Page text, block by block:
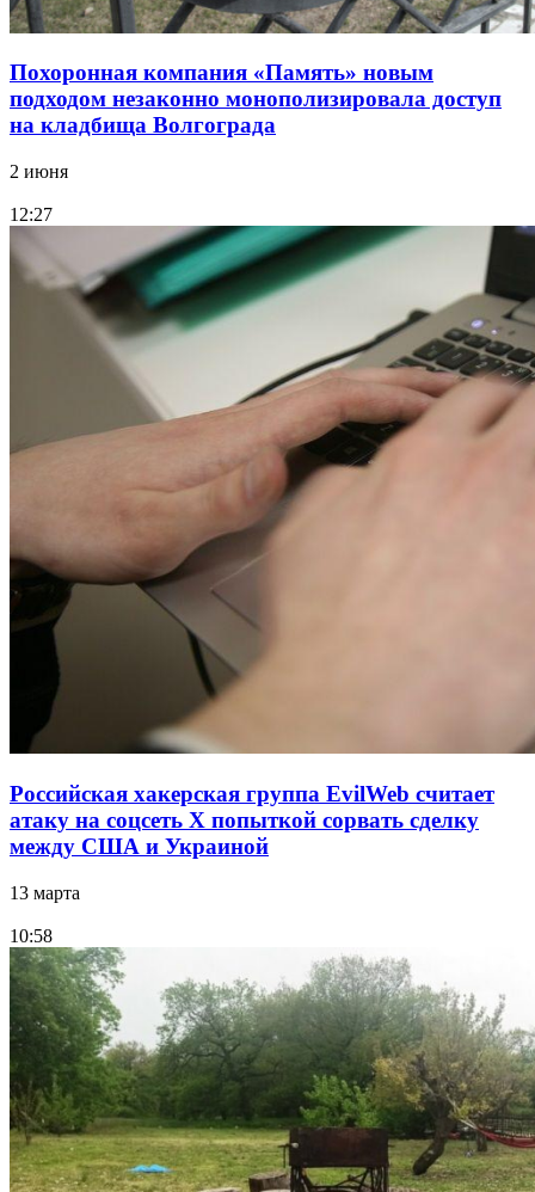
Похоронная компания «Память» новым
подходом незаконно монополизировала доступ
на кладбища Волгограда
2 июня
12:27
Российская хакерская группа EvilWeb считает
атаку на соцсеть Х попыткой сорвать сделку
между США и Украиной
13 марта
10:58